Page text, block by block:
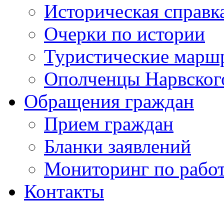
Историческая
Очерки по истории
Туристические
Ополченцы
Обращения граждан
Прием граждан
Бланки заявлений
Мониторинг по
Контакты